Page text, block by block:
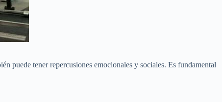
puede tener repercusiones emocionales y sociales. Es fundamental